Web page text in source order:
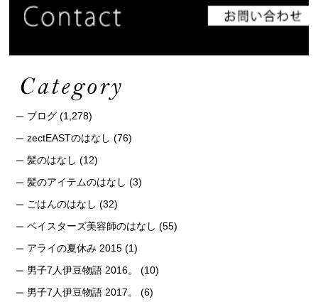
ブログ (1,278)
zectEASTのはなし (76)
髪のはなし (12)
髪のアイテムのはなし (3)
ごはんのはなし (32)
ベイスターズ美容師のはなし (55)
アライの夏休み 2015 (1)
男子7人伊豆物語 2016。
(10)
男子7人伊豆物語 2017。
(6)